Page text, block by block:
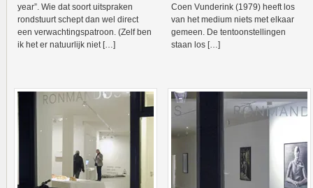
year”. Wie dat soort uitspraken
rondstuurt schept dan wel direct
een verwachtingspatroon. (Zelf ben
ik het er natuurlijk niet […]
Coen Vunderink (1979) heeft los
van het medium niets met elkaar
gemeen. De tentoonstellingen
staan los […]